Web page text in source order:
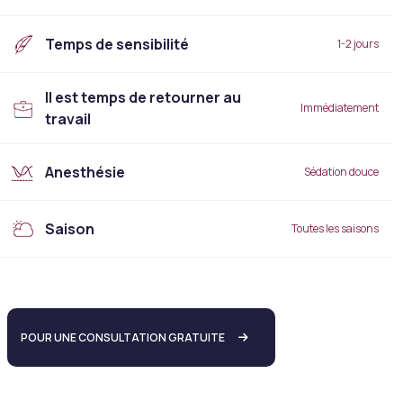
Temps de sensibilité 1-2 jours
Il est temps de retourner au
travail
Immédiatement
Anesthésie Sédation douce
Saison Toutes les saisons
POUR UNE CONSULTATION GRATUITE